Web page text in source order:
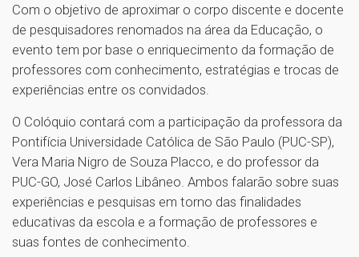
Com o objetivo de aproximar o corpo discente e docente
de pesquisadores renomados na área da Educação, o
evento tem por base o enriquecimento da formação de
professores com conhecimento, estratégias e trocas de
experiências entre os convidados.
O Colóquio contará com a participação da professora da
Pontifícia Universidade Católica de São Paulo (PUC-SP),
Vera Maria Nigro de Souza Placco, e do professor da
PUC-GO, José Carlos Libâneo. Ambos falarão sobre suas
experiências e pesquisas em torno das finalidades
educativas da escola e a formação de professores e
suas fontes de conhecimento.